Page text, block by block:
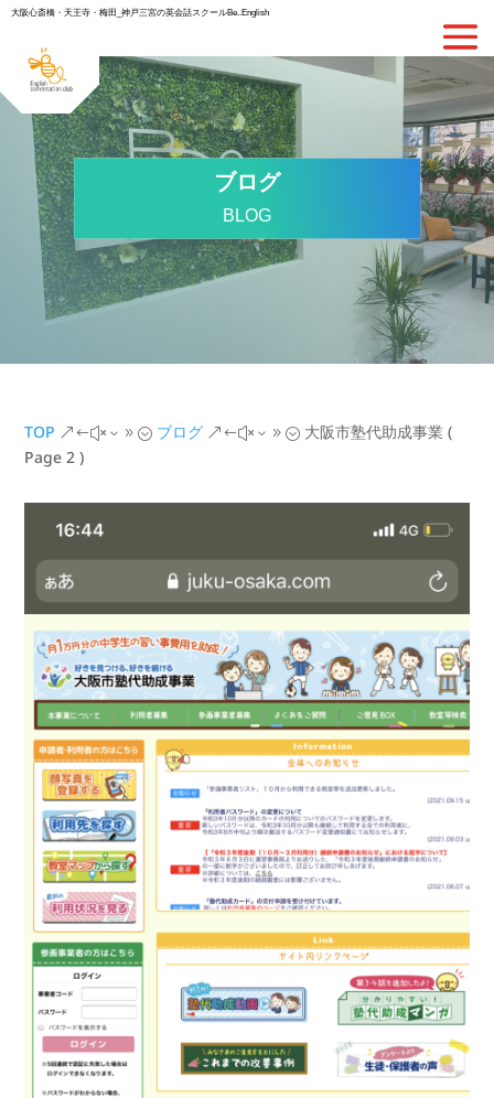
大阪心斎橋・天王寺・梅田_神戸三宮の英会話スクールBe..English
ブログ
BLOG
TOP &#x39; ブログ &#x39; 大阪市塾代助成事業 (
Page 2 )